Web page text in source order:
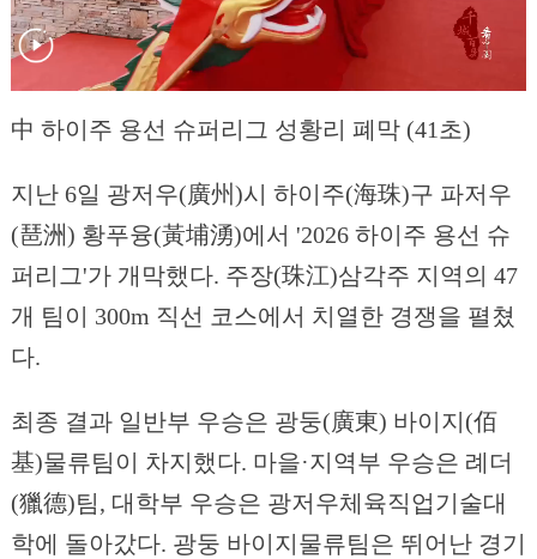
中 하이주 용선 슈퍼리그 성황리 폐막 (41초)
지난 6일 광저우(廣州)시 하이주(海珠)구 파저우
(琶洲) 황푸융(黃埔湧)에서 '2026 하이주 용선 슈
퍼리그'가 개막했다. 주장(珠江)삼각주 지역의 47
개 팀이 300m 직선 코스에서 치열한 경쟁을 펼쳤
다.
최종 결과 일반부 우승은 광둥(廣東) 바이지(佰
基)물류팀이 차지했다. 마을·지역부 우승은 례더
(獵德)팀, 대학부 우승은 광저우체육직업기술대
학에 돌아갔다. 광둥 바이지물류팀은 뛰어난 경기